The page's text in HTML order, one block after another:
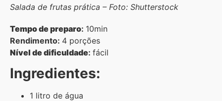
Salada de frutas prática – Foto: Shutterstock
Tempo de preparo: 10min
Rendimento: 4 porções
Nível de dificuldade: fácil
Ingredientes:
1 litro de água